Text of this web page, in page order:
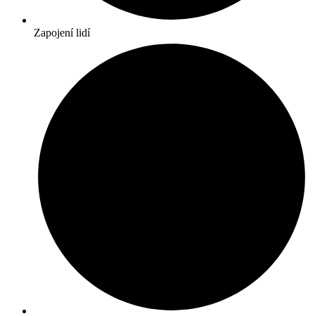
Zapojení lidí